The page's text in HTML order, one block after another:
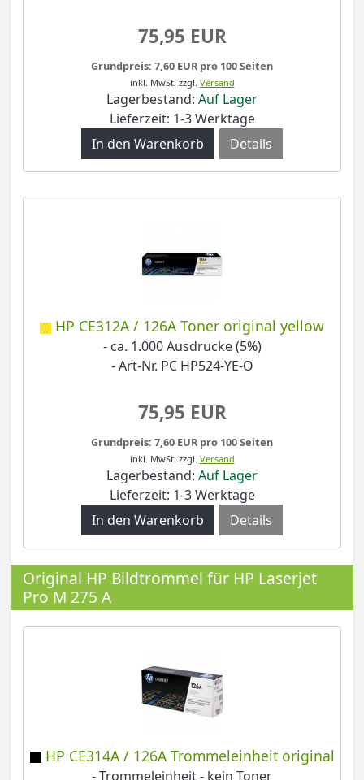
75,95 EUR
Grundpreis: 7,60 EUR pro 100 Seiten
inkl. MwSt. zzgl. Versand
Lagerbestand: Auf Lager
Lieferzeit: 1-3 Werktage
Details
HP CE312A / 126A Toner original yellow
- ca. 1.000 Ausdrucke (5%)
- Art-Nr. PC HP524-YE-O
75,95 EUR
Grundpreis: 7,60 EUR pro 100 Seiten
inkl. MwSt. zzgl. Versand
Lagerbestand: Auf Lager
Lieferzeit: 1-3 Werktage
Details
Original HP Bildtrommel für HP Laserjet
Pro M 275 A
HP CE314A / 126A Trommeleinheit original
- Trommeleinheit - kein Toner